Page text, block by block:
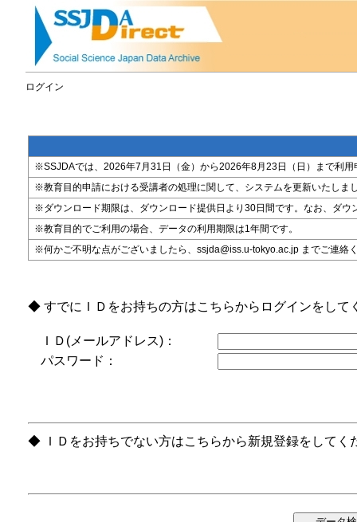
ログイン
※SSJDAでは、2026年7月31日（金）から2026年8月23日（日）まで利
※教育目的申請における受講者の処理に関して、システムを更新いたしま
※ダウンロード期限は、ダウンロード提供日より30日間です。なお、ダ
※教育目的でご利用の場合、データの利用期限は1年間です。
※何かご不明な点がございましたら、ssjda@iss.u-tokyo.ac.jp までご連絡
◆ すでにＩＤをお持ちの方はこちらからログインをして
ＩＤ(メールアドレス)：
パスワード：
◆ ＩＤをお持ちでない方はこちらから新規登録をしてく